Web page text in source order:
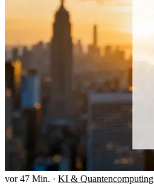
vor 47 Min. · KI & Quantencomputing